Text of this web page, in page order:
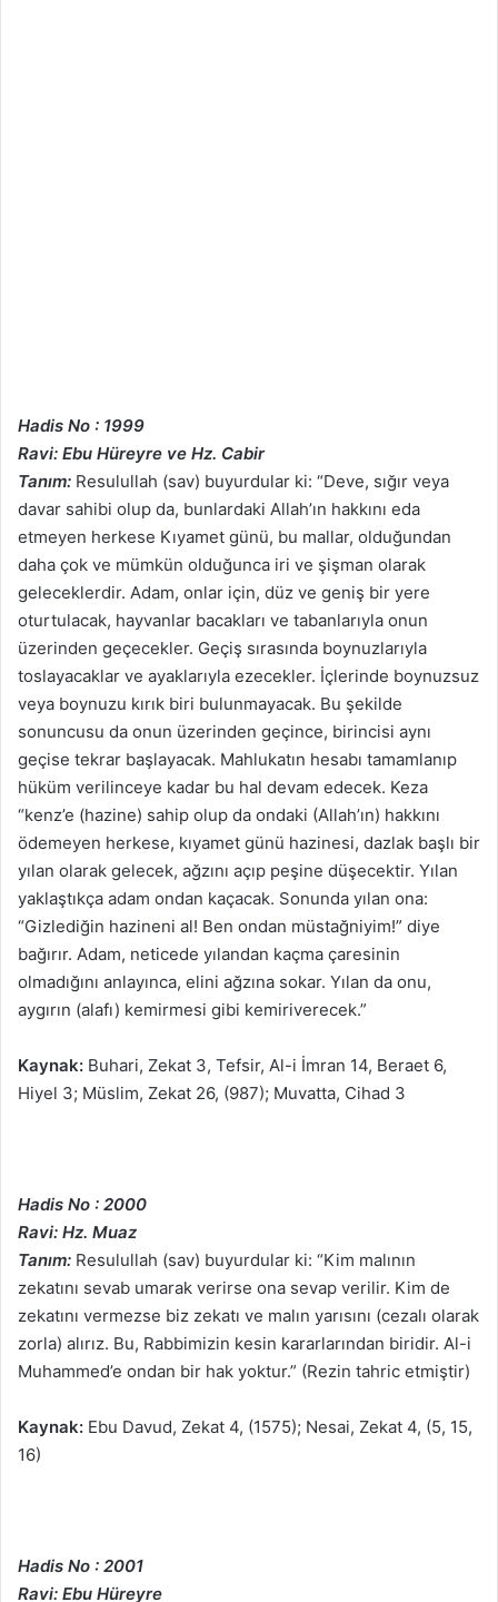
Hadis No : 1999
Ravi: Ebu Hüreyre ve Hz. Cabir
Tanım: Resulullah (sav) buyurdular ki: “Deve, sığır veya
davar sahibi olup da, bunlardaki Allah’ın hakkını eda
etmeyen herkese Kıyamet günü, bu mallar, olduğundan
daha çok ve mümkün olduğunca iri ve şişman olarak
geleceklerdir. Adam, onlar için, düz ve geniş bir yere
oturtulacak, hayvanlar bacakları ve tabanlarıyla onun
üzerinden geçecekler. Geçiş sırasında boynuzlarıyla
toslayacaklar ve ayaklarıyla ezecekler. İçlerinde boynuzsuz
veya boynuzu kırık biri bulunmayacak. Bu şekilde
sonuncusu da onun üzerinden geçince, birincisi aynı
geçise tekrar başlayacak. Mahlukatın hesabı tamamlanıp
hüküm verilinceye kadar bu hal devam edecek. Keza
“kenz’e (hazine) sahip olup da ondaki (Allah’ın) hakkını
ödemeyen herkese, kıyamet günü hazinesi, dazlak başlı bir
yılan olarak gelecek, ağzını açıp peşine düşecektir. Yılan
yaklaştıkça adam ondan kaçacak. Sonunda yılan ona:
“Gizlediğin hazineni al! Ben ondan müstağniyim!” diye
bağırır. Adam, neticede yılandan kaçma çaresinin
olmadığını anlayınca, elini ağzına sokar. Yılan da onu,
aygırın (alafı) kemirmesi gibi kemiriverecek.”
Kaynak: Buhari, Zekat 3, Tefsir, Al-i İmran 14, Beraet 6,
Hiyel 3; Müslim, Zekat 26, (987); Muvatta, Cihad 3
Hadis No : 2000
Ravi: Hz. Muaz
Tanım: Resulullah (sav) buyurdular ki: “Kim malının
zekatını sevab umarak verirse ona sevap verilir. Kim de
zekatını vermezse biz zekatı ve malın yarısını (cezalı olarak
zorla) alırız. Bu, Rabbimizin kesin kararlarından biridir. Al-i
Muhammed’e ondan bir hak yoktur.” (Rezin tahric etmiştir)
Kaynak: Ebu Davud, Zekat 4, (1575); Nesai, Zekat 4, (5, 15,
16)
Hadis No : 2001
Ravi: Ebu Hüreyre